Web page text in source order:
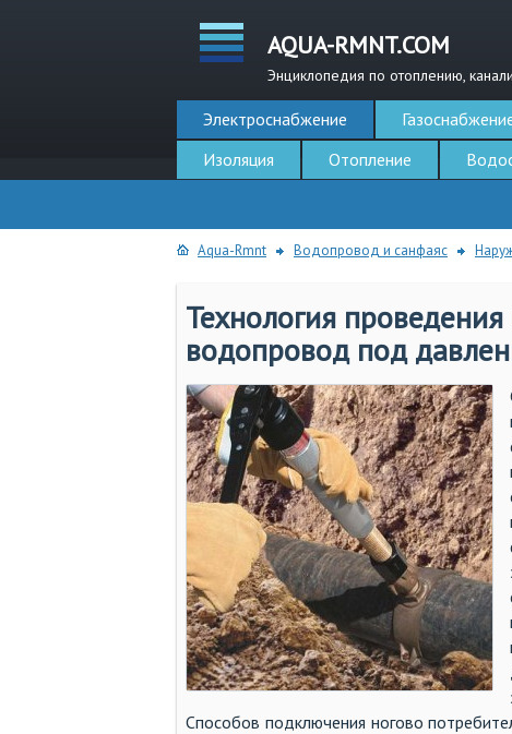
AQUA-RMNT.COM
Энциклопедия по отоплению,
Электроснабжение
Изоляция
Отопление
Aqua-Rmnt Водопровод и санфаяс
Технология
водопровод под
Способов подключения ногово